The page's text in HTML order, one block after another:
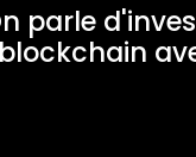
parle